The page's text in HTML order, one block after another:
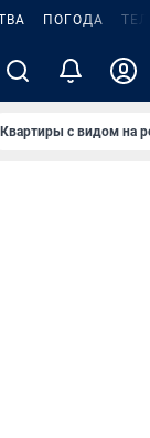
ПОГОДА
Квартиры с видом на